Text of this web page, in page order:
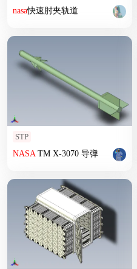
nasa快速肘夹轨道
STP
NASATM X-3070 导弹